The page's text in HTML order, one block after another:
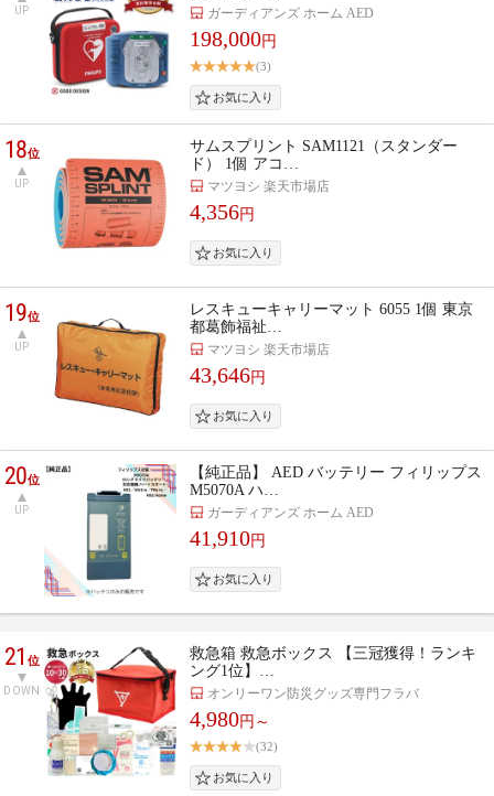
UP ガーディアンズ ホーム AED
198,000円
(3)
18位
UP
サムスプリント SAM1121（スタンダー
ド） 1個 アコ…
マツヨシ 楽天市場店
4,356円
19位
UP
レスキューキャリーマット 6055 1個 東京
都葛飾福祉…
マツヨシ 楽天市場店
43,646円
20位
UP
【純正品】 AED バッテリー フィリップス
M5070A ハ…
ガーディアンズ ホーム AED
41,910円
21位
DOWN
救急箱 救急ボックス 【三冠獲得！ランキ
ング1位】…
オンリーワン防災グッズ専門フラバ
4,980円～
(32)